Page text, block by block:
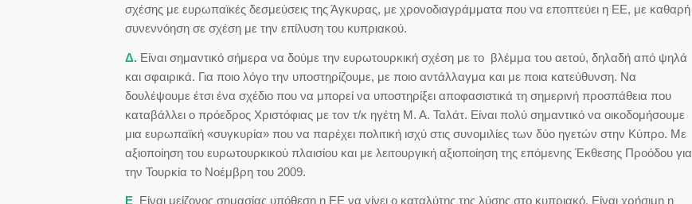
σχέσης με ευρωπαϊκές δεσμεύσεις της Άγκυρας, με χρονοδιαγράμματα που να εποπτεύει η ΕΕ, με καθαρή
συνεννόηση σε σχέση με την επίλυση του κυπριακού.
Δ. Είναι σημαντικό σήμερα να δούμε την ευρωτουρκική σχέση με το βλέμμα του αετού, δηλαδή από ψηλά
και σφαιρικά. Για ποιο λόγο την υποστηρίζουμε, με ποιο αντάλλαγμα και με ποια κατεύθυνση. Να
δουλέψουμε έτσι ένα σχέδιο που να μπορεί να υποστηρίξει αποφασιστικά τη σημερινή προσπάθεια που
καταβάλλει ο πρόεδρος Χριστόφιας με τον τ/κ ηγέτη Μ. Α. Ταλάτ. Είναι πολύ σημαντικό να οικοδομήσουμε
μια ευρωπαϊκή «συγκυρία» που να παρέχει πολιτική ισχύ στις συνομιλίες των δύο ηγετών στην Κύπρο. Με
αξιοποίηση του ευρωτουρκικού πλαισίου και με λειτουργική αξιοποίηση της επόμενης Έκθεσης Προόδου για
την Τουρκία το Νοέμβρη του 2009.
Ε Είναι μείζονος σημασίας υπόθεση η ΕΕ να γίνει ο καταλύτης της λύσης στο κυπριακό. Είναι χρήσιμη η